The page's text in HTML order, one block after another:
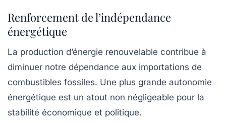
Renforcement de l’indépendance
énergétique
La production d’énergie renouvelable contribue à
diminuer notre dépendance aux importations de
combustibles fossiles. Une plus grande autonomie
énergétique est un atout non négligeable pour la
stabilité économique et politique.